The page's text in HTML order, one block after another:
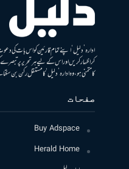
ادارہ ’دلیل‘ اپنے تمام قارئین کو اس بات کی
کر اظہار کریں اور اس کے لیے ہر تحریر پر
کا متمنی ہو، وہ ادارہ ’دلیل‘ کا مستقل رکن بن
صفحات
Buy Adspace
Herald Home